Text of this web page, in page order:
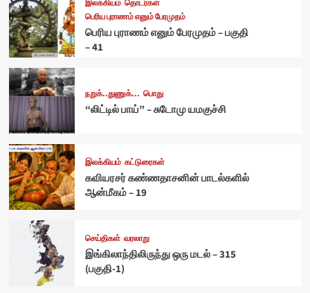
இலக்கியம் தொடர்கள்
பெரிய புராணம் எனும் பேரமுதம்
பெரிய புராணம் எனும் பேரமுதம் – பகுதி
– 41
நறுக்..துணுக்... பொது
“லிட்டில் பாய்” – சுடோமு யமகுச்சி
இலக்கியம் கட்டுரைகள்
கவியரசர் கண்ணதாசனின் பாடல்களில்
ஆன்மீகம் – 19
செய்திகள் வரலாறு
இங்கிலாந்திலிருந்து ஒரு மடல் – 315
(பகுதி-1)